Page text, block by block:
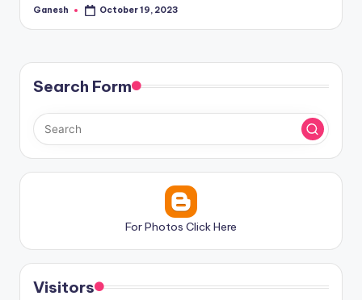
Posted
Ganesh October 19, 2023
Search Form
For Photos Click Here
Visitors